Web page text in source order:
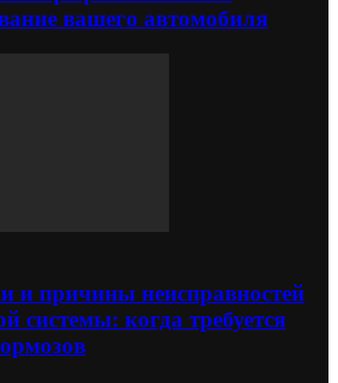
вашего автомобиля
и причины неисправностей
системы: когда требуется